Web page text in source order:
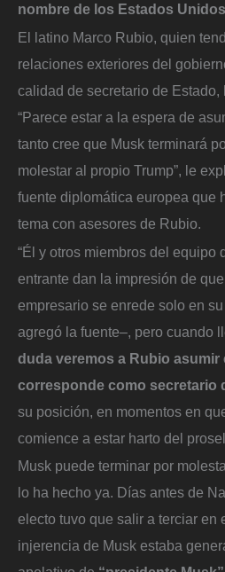
nombre de los Estados Unidos
El latino Marco Rubio, quien
relaciones exteriores del
calidad de secretario de
“Parece estar a la espera de
tanto cree que Musk terminará
molestar al propio Trump”, le
fuente diplomática europea que
tema con asesores de Rubio.
“Él y otros miembros del equipo
entrante dan la impresión de
empresario se enrede solo en
agregó la fuente–, pero cuando
duda veremos a Rubio asumir
corresponde como secretario
su posición, en momentos en
comience a estar harto del
Musk puede terminar por
lo ha hecho ya. Días antes de
electo tuvo que salir a terciar en
injerencia de Musk estaba